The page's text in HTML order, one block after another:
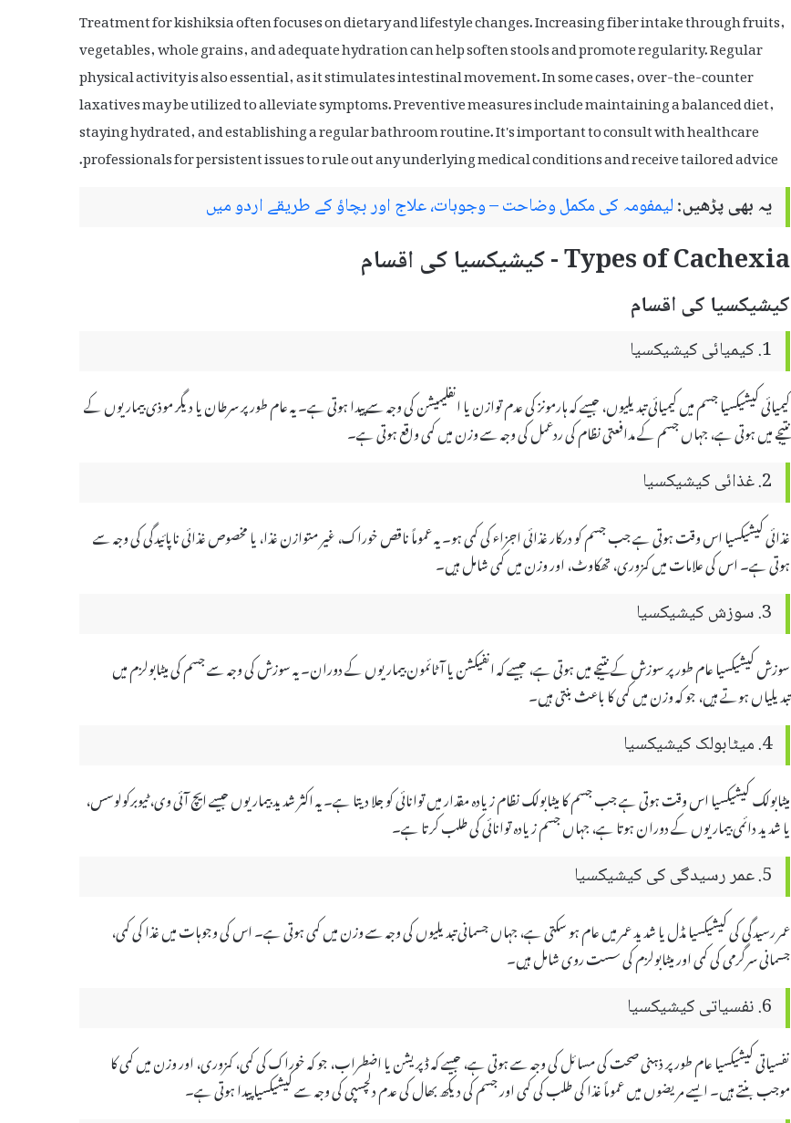
Treatment for kishiksia often focuses on dietary and lifestyle changes. Increasing fiber intake through fruits,
vegetables, whole grains, and adequate hydration can help soften stools and promote regularity. Regular
physical activity is also essential, as it stimulates intestinal movement. In some cases, over-the-counter
laxatives may be utilized to alleviate symptoms. Preventive measures include maintaining a balanced diet,
staying hydrated, and establishing a regular bathroom routine. It's important to consult with healthcare
professionals for persistent issues to rule out any underlying medical conditions and receive tailored advice.
یہ بھی پڑھیں:لیمفومہ کی مکمل وضاحت – وجوہات، علاج اور بچاؤ کے طریقے اردو میں
Types of Cachexia - کیشیکسیا کی اقسام
کیشیکسیا کی اقسام
1. کیمیائی کیشیکسیا
کیمیائی کیشیکسیا جسم میں کیمیائی تبدیلیوں، جیسے کہ ہارمونز کی عدم توازن یا انفلیمیشن کی وجہ سے پیدا ہوتی ہے۔ یہ عام طور پر سرطان یا دیگر موذی بیماریوں کے
نتیجے میں ہوتی ہے، جہاں جسم کے مدافعتی نظام کی ردعمل کی وجہ سے وزن میں کمی واقع ہوتی ہے۔
2. غذائی کیشیکسیا
غذائی کیشیکسیا اس وقت ہوتی ہے جب جسم کو درکار غذائی اجزاء کی کمی ہو۔ یہ عموماً ناقص خوراک، غیر متوازن غذا، یا مخصوص غذائی ناپائیدگی کی وجہ سے
ہوتی ہے۔ اس کی علامات میں کمزوری، تھکاوٹ، اور وزن میں کمی شامل ہیں۔
3. سوزش کیشیکسیا
سوزش کیشیکسیا عام طور پر سوزش کے نتیجے میں ہوتی ہے، جیسے کہ انفیکشن یا آٹائمون بیماریوں کے دوران۔ یہ سوزش کی وجہ سے جسم کی میٹابولزم میں
تبدیلیاں ہوتے ہیں، جو کہ وزن میں کمی کا باعث بنتی ہیں۔
4. میٹابولک کیشیکسیا
میٹابولک کیشیکسیا اس وقت ہوتی ہے جب جسم کا میٹابولک نظام زیادہ مقدار میں توانائی کو جلا دیتا ہے۔ یہ اکثر شدید بیماریوں جیسے ایچ آئی وی، ٹیوبرکولوسس،
یا شدید دائمی بیماریوں کے دوران ہوتا ہے، جہاں جسم زیادہ توانائی کی طلب کرتا ہے۔
5. عمر رسیدگی کی کیشیکسیا
عمر رسیدگی کی کیشیکسیا مڈل یا شدید عمر میں عام ہو سکتی ہے، جہاں جسمانی تبدیلیوں کی وجہ سے وزن میں کمی ہوتی ہے۔ اس کی وجوہات میں غذا کی کمی،
جسمانی سرگرمی کی کمی اور میٹابولزم کی سست روی شامل ہیں۔
6. نفسیاتی کیشیکسیا
نفسیاتی کیشیکسیا عام طور پر ذہنی صحت کی مسائل کی وجہ سے ہوتی ہے، جیسے کہ ڈپریشن یا اضطراب، جو کہ خوراک کی کمی، کمزوری، اور وزن میں کمی کا
موجب بنتے ہیں۔ ایسے مریضوں میں عموماً غذا کی طلب کی کمی اور جسم کی دیکھ بھال کی عدم دلچسپی کی وجہ سے کیشیکسیا پیدا ہوتی ہے۔